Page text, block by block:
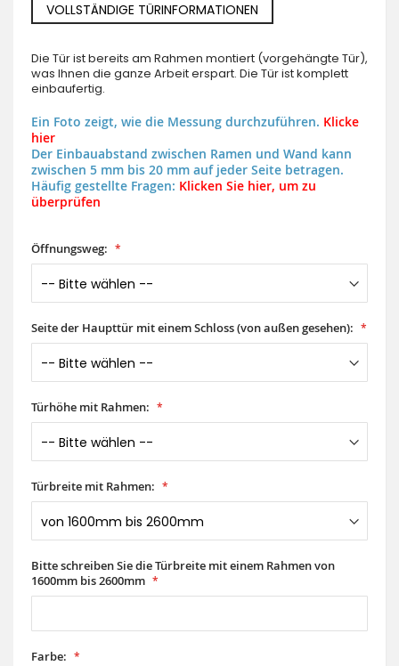
VOLLSTÄNDIGE TÜRINFORMATIONEN
Die Tür ist bereits am Rahmen montiert (vorgehängte Tür),
was Ihnen die ganze Arbeit erspart. Die Tür ist komplett
einbaufertig.
Ein Foto zeigt, wie die Messung durchzuführen. Klicke
hier
Der Einbauabstand zwischen Ramen und Wand kann
zwischen 5 mm bis 20 mm auf jeder Seite betragen.
Häufig gestellte Fragen: Klicken Sie hier, um zu
überprüfen
Öffnungsweg:
Seite der Haupttür mit einem Schloss (von außen gesehen):
Türhöhe mit Rahmen:
Türbreite mit Rahmen:
Bitte schreiben Sie die Türbreite mit einem Rahmen von
1600mm bis 2600mm
Farbe: